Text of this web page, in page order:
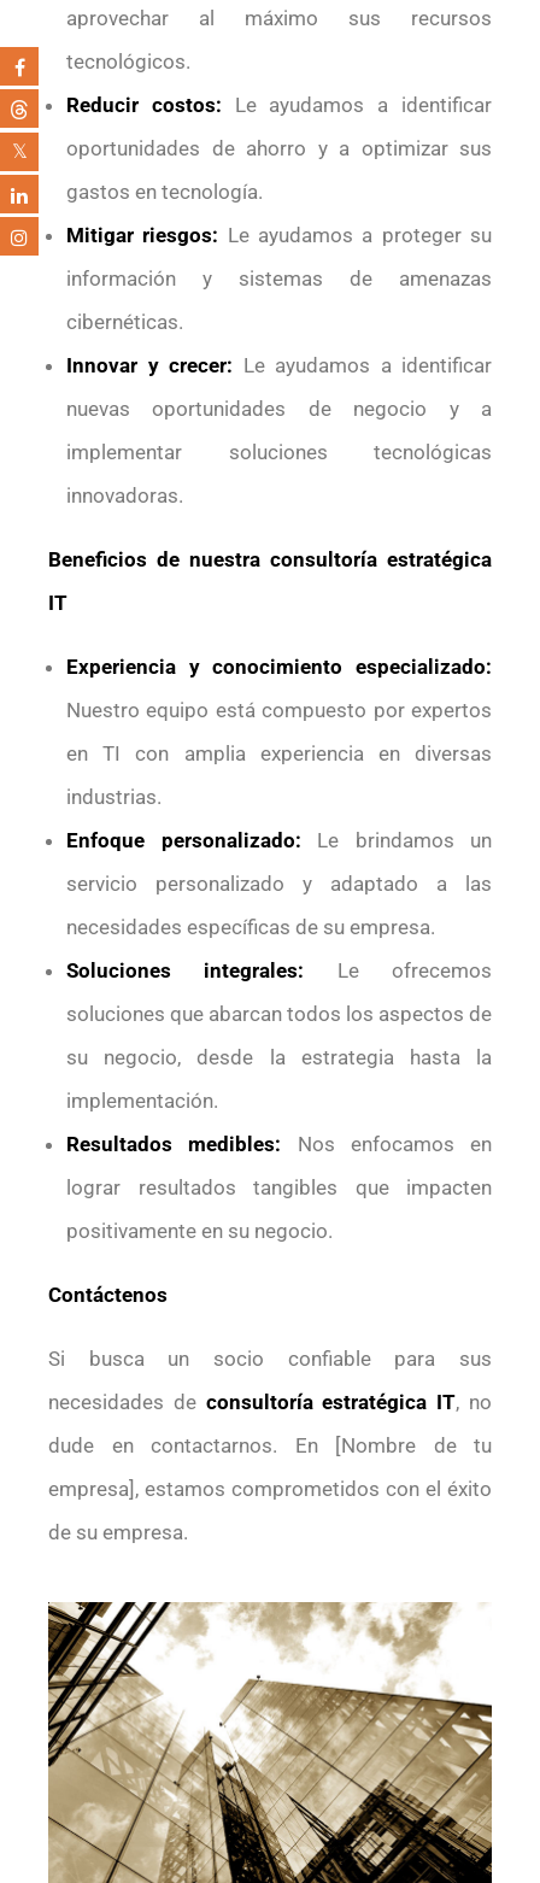
aprovechar al máximo sus recursos
tecnológicos.
Reducir costos: Le ayudamos a identificar
oportunidades de ahorro y a optimizar sus
gastos en tecnología.
Mitigar riesgos: Le ayudamos a proteger su
información y sistemas de amenazas
cibernéticas.
Innovar y crecer: Le ayudamos a identificar
nuevas oportunidades de negocio y a
implementar soluciones tecnológicas
innovadoras.
Beneficios de nuestra consultoría estratégica
IT
Experiencia y conocimiento especializado:
Nuestro equipo está compuesto por expertos
en TI con amplia experiencia en diversas
industrias.
Enfoque personalizado: Le brindamos un
servicio personalizado y adaptado a las
necesidades específicas de su empresa.
Soluciones integrales: Le ofrecemos
soluciones que abarcan todos los aspectos de
su negocio, desde la estrategia hasta la
implementación.
Resultados medibles: Nos enfocamos en
lograr resultados tangibles que impacten
positivamente en su negocio.
Contáctenos
Si busca un socio confiable para sus
necesidades de consultoría estratégica IT, no
dude en contactarnos. En [Nombre de tu
empresa], estamos comprometidos con el éxito
de su empresa.